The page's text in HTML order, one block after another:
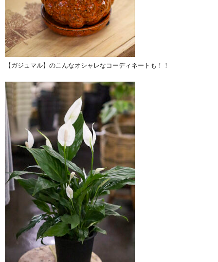
【ガジュマル】のこんなオシャレなコーディネートも！！